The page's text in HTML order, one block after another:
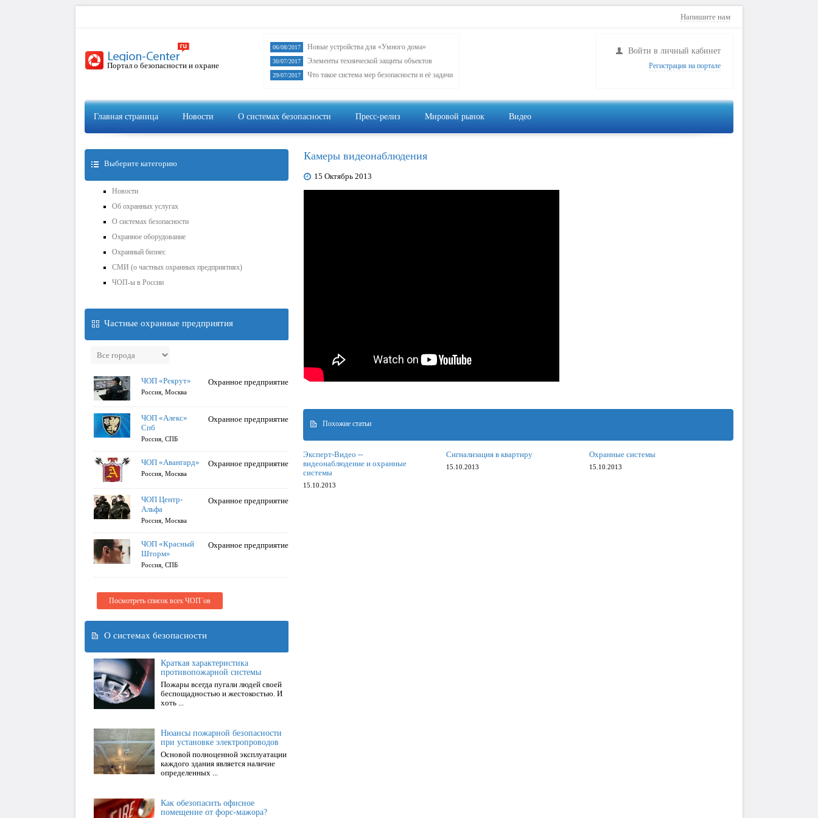
Напишите нам
Портал о безопасности и охране
06/08/2017 Новые устройства для «Умного дома»
30/07/2017 Элементы технической защиты объектов
29/07/2017 Что такое система мер безопасности и её задачи
Войти в личный кабинет
Регистрация на портале
Главная страница Новости О системах безопасности Пресс-релиз Мировой рынок Видео
Камеры видеонаблюдения
15 Октябрь 2013
Похожие статьи
Эксперт-Видео --
видеонаблюдение и охранные
системы
15.10.2013
Сигнализация в квартиру
15.10.2013
Охранные системы
15.10.2013
Выберите категорию
Новости
Об охранных услугах
О системах безопасности
Охранное оборудование
Охранный бизнес
СМИ (о частных охранных предприятиях)
ЧОП-ы в России
Частные охранные предприятия
Охранное предприятие
ЧОП «Рекрут»
Россия, Москва
Охранное предприятие
ЧОП «Алекс»
Спб
Россия, СПБ
Охранное предприятие
ЧОП «Авангард»
Россия, Москва
Охранное предприятие
ЧОП Центр-
Альфа
Россия, Москва
Охранное предприятие
ЧОП «Красный
Шторм»
Россия, СПБ
Посмотреть список всех ЧОП`ов
О системах безопасности
Краткая характеристика
противопожарной системы
Пожары всегда пугали людей своей
беспощадностью и жестокостью. И
хоть ...
Нюансы пожарной безопасности
при установке электропроводов
Основой полноценной эксплуатации
каждого здания является наличие
определенных ...
Как обезопасить офисное
помещение от форс-мажора?